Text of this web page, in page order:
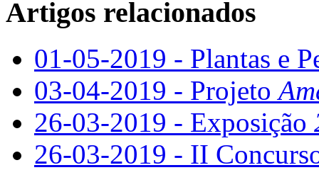
Artigos relacionados
01-05-2019 - Plantas e
03-04-2019 - Projeto
26-03-2019 - Exposição
26-03-2019 - II